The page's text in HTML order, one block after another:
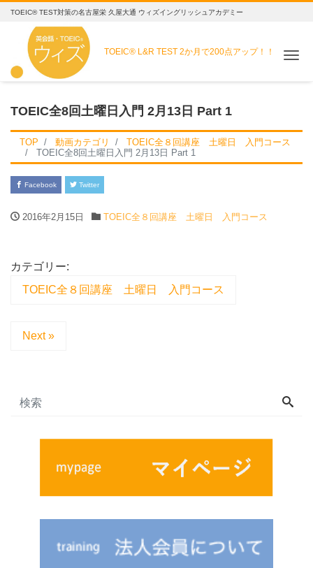
TOEIC® TEST対策の名古屋栄 久屋大通 ウィズイングリッシュアカデミー
TOEIC® L&R TEST2か月で200点アップ！！
TOEIC全8回土曜日入門 2月13日 Part 1
TOP 動画カテゴリ
TOEIC全８回講座 土曜日 入門コース
TOEIC全8回土曜日入門 2月13日 Part 1
Facebook Twitter
2016年2月15日 TOEIC全８回講座 土曜日 入門コース
カテゴリー:
TOEIC全８回講座 土曜日 入門コース
Next »